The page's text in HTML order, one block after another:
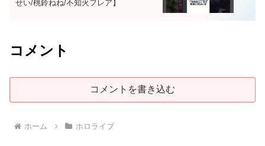
せい/桃鈴ねね/不知火フレア】
コメント
コメントを書き込む
ホーム ホロライブ